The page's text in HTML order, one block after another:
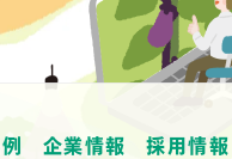
企業情報 採用情報